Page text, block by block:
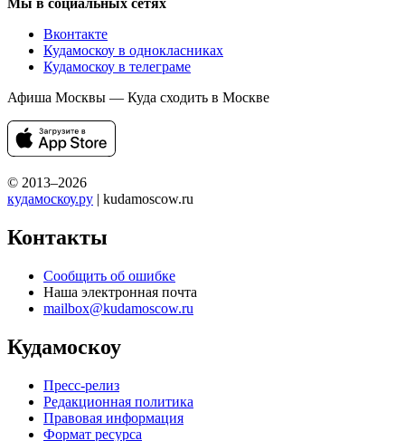
Мы в социальных сетях
Вконтакте
Кудамоскоу в однокласниках
Кудамоскоу в телеграме
Афиша Москвы — Куда сходить в Москве
© 2013–2026
кудамоскоу.ру | kudamoscow.ru
Контакты
Сообщить об ошибке
Наша электронная почта
mailbox@kudamoscow.ru
Кудамоскоу
Пресс-релиз
Редакционная политика
Правовая информация
Формат ресурса